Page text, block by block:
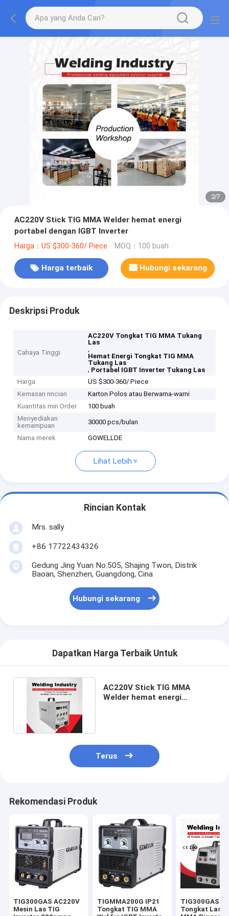
2/7
AC220V Stick TIG MMA Welder hemat energi
portabel dengan IGBT Inverter
Harga：US $300-360/ Piece MOQ：100 buah
Harga terbaik Hubungi sekarang
Deskripsi Produk
Cahaya Tinggi
AC220V Tongkat TIG MMA Tukang
Las
,
Hemat Energi Tongkat TIG MMA
Tukang Las
, Portabel IGBT Inverter Tukang Las
Harga
US $300-360/ Piece
Kemasan rincian
Karton Polos atau Berwarna-warni
Kuantitas min Order
100 buah
Menyediakan
kemampuan
30000 pcs/bulan
Nama merek GOWELLDE
Lihat Lebih
Rincian Kontak
Mrs. sally
+86 17722434326
Gedung Jing Yuan No.505, Shajing Twon, Distrik
Baoan, Shenzhen, Guangdong, Cina
Hubungi sekarang
Dapatkan Harga Terbaik Untuk
AC220V Stick TIG MMA
Welder hemat energi
Terus
Rekomendasi Produk
TIG300GAS AC220V
Mesin Las TIG
TIGMMA200G IP21
Tongkat TIG MMA
TIG300GAS
Tongkat Las